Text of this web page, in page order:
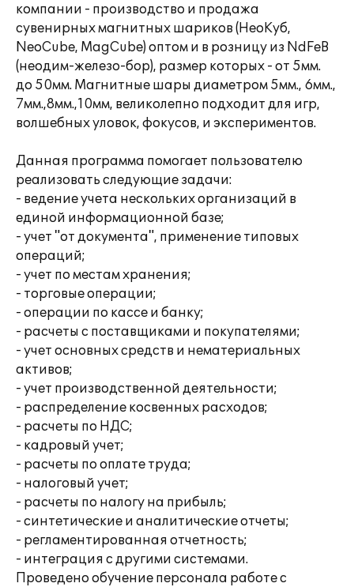
компании - производство и продажа
сувенирных магнитных шариков (НеоКуб,
NeoCube, MagCube) оптом и в розницу из NdFeB
(неодим-железо-бор), размер которых - от 5мм.
до 50мм. Магнитные шары диаметром 5мм., 6мм.,
7мм.,8мм.,10мм, великолепно подходит для игр,
волшебных уловок, фокусов, и экспериментов.
Данная программа помогает пользователю
реализовать следующие задачи:
- ведение учета нескольких организаций в
единой информационной базе;
- учет "от документа", применение типовых
операций;
- учет по местам хранения;
- торговые операции;
- операции по кассе и банку;
- расчеты с поставщиками и покупателями;
- учет основных средств и нематериальных
активов;
- учет производственной деятельности;
- распределение косвенных расходов;
- расчеты по НДС;
- кадровый учет;
- расчеты по оплате труда;
- налоговый учет;
- расчеты по налогу на прибыль;
- синтетические и аналитические отчеты;
- регламентированная отчетность;
- интеграция с другими системами.
Проведено обучение персонала работе с